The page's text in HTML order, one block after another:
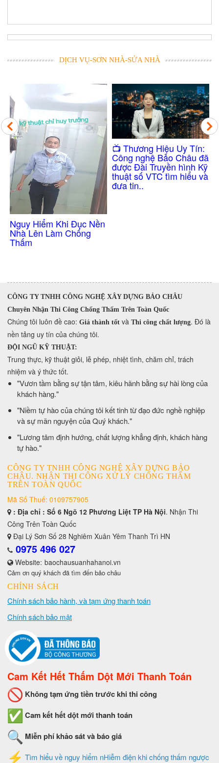
DỊCH VỤ-SƠN NHÀ-SỬA NHÀ
​📺 Thương Hiệu Uy Tín:
Công nghệ Bảo Châu đã
được Đài Truyền hình Kỹ
thuật số VTC tìm hiểu và
đưa tin..
Công Nghệ Chống
Thấm Nhà Vệ Sinh
Không Cần Đục Gạch
CÔNG TY TNHH CÔNG NGHỆ XÂY DỰNG BẢO CHÂU
Chuyên Nhận Thi Công Chống Thấm Trên Toàn Quốc
​Chúng tôi luôn đề cao: Giá thành tốt và Thi công chất lượng. Đó là
nền tảng uy tín của chúng tôi.
ĐỘI NGŨ KỸ THUẬT:
Trung thực, kỹ thuật giỏi, lễ phép, nhiệt tình, chăm chỉ, trách
nhiệm và ý thức tốt.
​"Vươn tầm bằng sự tận tâm, kiêu hãnh bằng sự hài lòng của
khách hàng."
​"Niềm tự hào của chúng tôi kết tinh từ đạo đức nghề nghiệp
và sự mãn nguyện của Quý khách."
​"Lương tâm định hướng, chất lượng khẳng định, khách hàng
tự hào."
CÔNG TY TNHH CÔNG NGHỆ XÂY DỰNG BẢO
CHÂU. NHẬN THI CÔNG XỬ LÝ CHỐNG THẤM
TRÊN TOÀN QUỐC
Mã Số Thuế: 0109757905
: Địa chỉ : Số 6 Ngõ 12 Phương Liệt TP Hà Nội. Nhận Thi
Công Trên Toàn Quốc
Đại Lý Sơn Số 28 Nghiêm Xuân Yêm Thanh Trì HN
0975 496 027
Website: baochausuanhahanoi.vn
Cảm ơn quý khách đã tìm đến bảo châu
CHÍNH SÁCH
Chính sách bảo hành, và tạm ứng thanh toán
Chính sách bảo mật
Cam Kết Hết Thấm Dột Mới Thanh Toán
Không tạm ứng tiền trước khi thi công
Cam kết hết dột mới thanh toán
Miễn phí khảo sát và báo giá
Tìm hiểu về nguy hiểm nHiễm điện khi chống thấm ngược